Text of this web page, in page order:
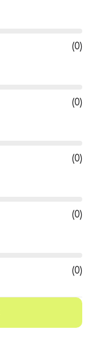
(0)
(0)
(0)
(0)
(0)